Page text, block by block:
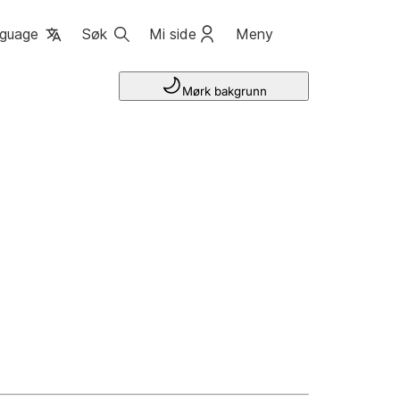
Søk Mi side Meny
Mørk bakgrunn